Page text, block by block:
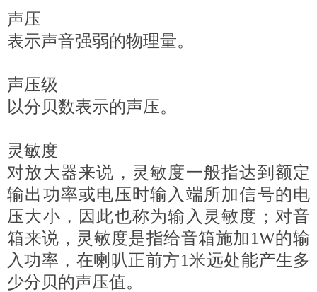
声压
表示声音强弱的物理量。
声压级
以分贝数表示的声压。
灵敏度
对放大器来说，灵敏度一般指达到额定
输出功率或电压时输入端所加信号的电
压大小，因此也称为输入灵敏度；对音
箱来说，灵敏度是指给音箱施加1W的输
入功率，在喇叭正前方1米远处能产生多
少分贝的声压值。